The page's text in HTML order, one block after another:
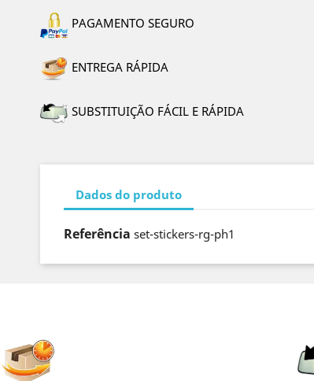
PAGAMENTO SEGURO
ENTREGA RÁPIDA
SUBSTITUIÇÃO FÁCIL E RÁPIDA
Dados do produto
Referência set-stickers-rg-ph1